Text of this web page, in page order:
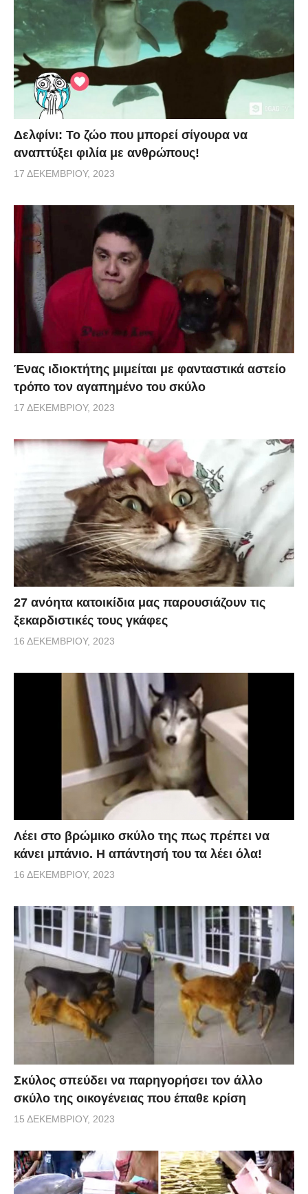
Δελφίνι: Το ζώο που μπορεί σίγουρα να
αναπτύξει φιλία με ανθρώπους!
17 ΔΕΚΕΜΒΡΊΟΥ, 2023
Ένας ιδιοκτήτης μιμείται με φανταστικά αστείο
τρόπο τον αγαπημένο του σκύλο
17 ΔΕΚΕΜΒΡΊΟΥ, 2023
27 ανόητα κατοικίδια μας παρουσιάζουν τις
ξεκαρδιστικές τους γκάφες
16 ΔΕΚΕΜΒΡΊΟΥ, 2023
Λέει στο βρώμικο σκύλο της πως πρέπει να
κάνει μπάνιο. Η απάντησή του τα λέει όλα!
16 ΔΕΚΕΜΒΡΊΟΥ, 2023
Σκύλος σπεύδει να παρηγορήσει τον άλλο
σκύλο της οικογένειας που έπαθε κρίση
15 ΔΕΚΕΜΒΡΊΟΥ, 2023